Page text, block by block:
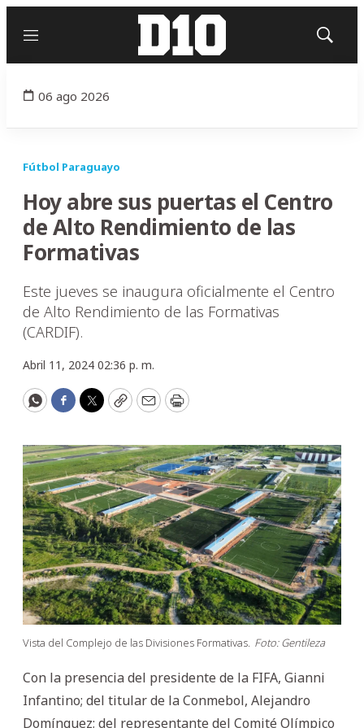
Menú
Mostrar
06 ago 2026
Fútbol Paraguayo
Hoy abre sus puertas el Centro
de Alto Rendimiento de las
Formativas
Este jueves se inaugura oficialmente el Centro
de Alto Rendimiento de las Formativas
(CARDIF).
Abril 11, 2024 02:36 p. m.
WhatsApp
Facebook
Twitter
CopyEmailPrint
Vista del Complejo de las Divisiones Formativas. Foto: Gentileza
Con la presencia del presidente de la FIFA, Gianni
Infantino; del titular de la Conmebol, Alejandro
Domínguez; del representante del Comité Olímpico